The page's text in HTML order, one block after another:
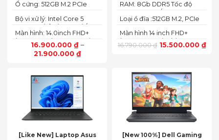
16.900.000 ₫–
21.900.000 ₫
Màn hình: 14.0inch FHD+
(1920 x 1200) 60Hz,250 nits
Bộ vi xử lý: Intel Core 5
120U, 10 nhân (2P + 8E) / 12
luồng
Ổ cứng: 512GB M.2 PCIe
16.790.000₫ 15.500.000 ₫
Màn hình 14 inch FHD+
(1920 x 1200 pixels)
Loại ổ đĩa :512GB M.2, PCIe
RAM: 8Gb DDR5 Tốc độ
BUS :5200MT/s
[Like New] Laptop Asus
[New 100%] Dell Gaming